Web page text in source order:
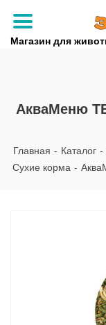
Магазин для
АкваМеню
Главная - Каталог -
Сухие корма -